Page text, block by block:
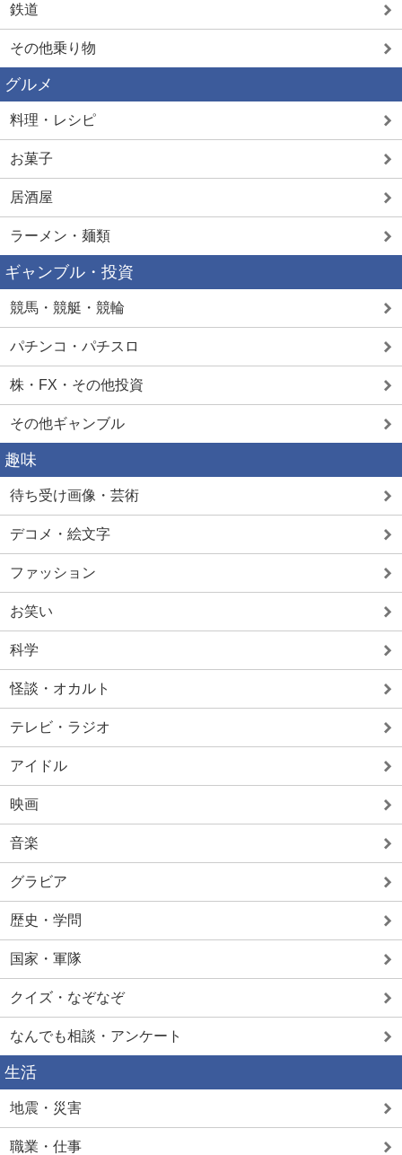
鉄道
その他乗り物
グルメ
料理・レシピ
お菓子
居酒屋
ラーメン・麺類
ギャンブル・投資
競馬・競艇・競輪
パチンコ・パチスロ
株・FX・その他投資
その他ギャンブル
趣味
待ち受け画像・芸術
デコメ・絵文字
ファッション
お笑い
科学
怪談・オカルト
テレビ・ラジオ
アイドル
映画
音楽
グラビア
歴史・学問
国家・軍隊
クイズ・なぞなぞ
なんでも相談・アンケート
生活
地震・災害
職業・仕事